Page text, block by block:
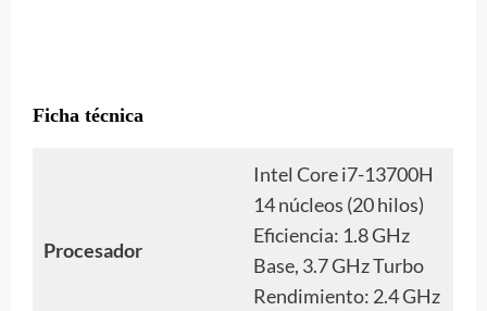
Ficha técnica
Procesador
Intel Core i7-13700H
14 núcleos (20 hilos)
Eficiencia: 1.8 GHz
Base, 3.7 GHz Turbo
Rendimiento: 2.4 GHz